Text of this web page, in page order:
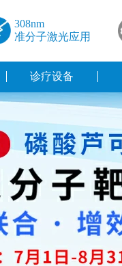
308nm
准分子激光应用
诊疗设备